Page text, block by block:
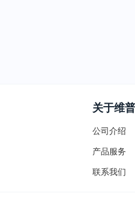
关于维普
公司介绍
产品服务
联系我们